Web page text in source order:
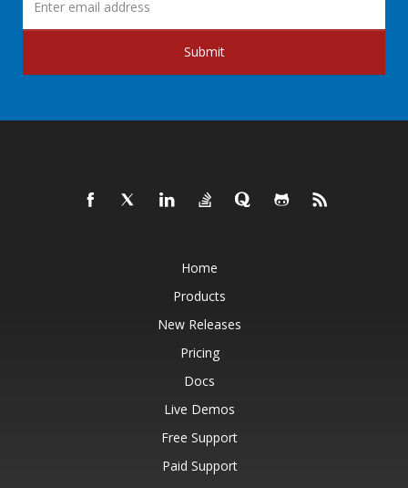
Submit
Home
Products
New Releases
Pricing
Docs
Live Demos
Free Support
Paid Support